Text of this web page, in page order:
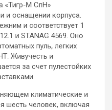
«Тигр-М СпН»
и оснащении корпуса.
и соответствует 1
и STANAG 4569. Оно
пуль, легких
Живучесть и
за счет пулестойких
климатические и
шесть человек, включая